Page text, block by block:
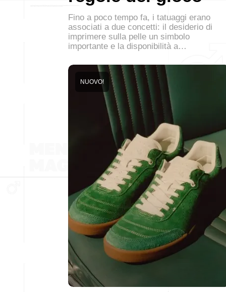
Fino a poco tempo fa, i tatuaggi erano
associati a due concetti: il desiderio di
imprimere sulla pelle un simbolo
importante e la disponibilità a…
NUOVO!